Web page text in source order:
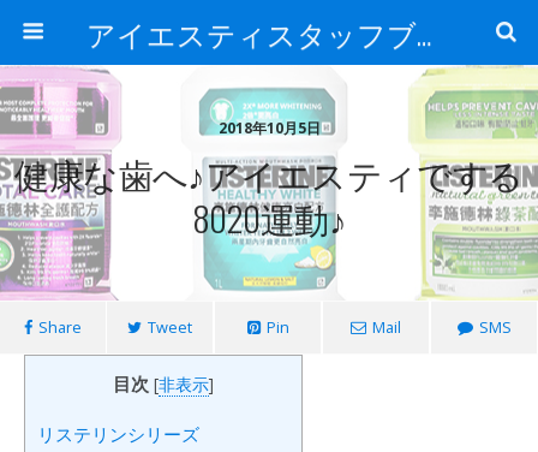
アイエスティスタッフブログ
2018年10月5日
健康な歯へ♪アイエスティでする
8020運動♪
Share Tweet Pin Mail SMS
目次 [非表示]
リステリンシリーズ